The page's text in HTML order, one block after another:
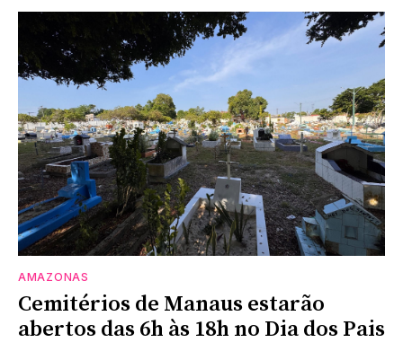
AMAZONAS
Cemitérios de Manaus estarão
abertos das 6h às 18h no Dia dos Pais